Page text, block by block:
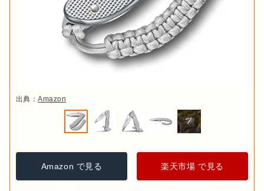
出典：Amazon
Amazon で見る 楽天市場 で見る